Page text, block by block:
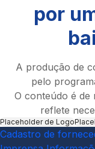
por
A produção de
pelo
O conteúdo é de
reflete
Placeholder de Logo
Cadastro de